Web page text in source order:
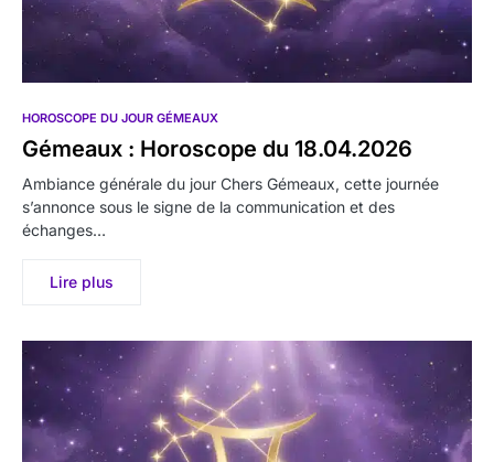
HOROSCOPE DU JOUR GÉMEAUX
Gémeaux : Horoscope du 18.04.2026
Ambiance générale du jour Chers Gémeaux, cette journée
s’annonce sous le signe de la communication et des
échanges…
Lire plus